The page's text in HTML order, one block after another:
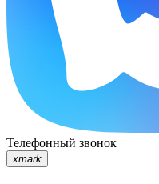
Телефонный звонок
xmark